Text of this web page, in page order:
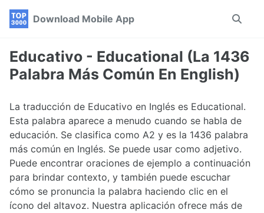
Skip
navigation
Skip
Skip
Download Mobile App
Toggle
Educativo - Educational (La 1436
Palabra Más Común En English)
La traducción de Educativo en Inglés es Educational.
Esta palabra aparece a menudo cuando se habla de
educación. Se clasifica como A2 y es la 1436 palabra
más común en Inglés. Se puede usar como adjetivo.
Puede encontrar oraciones de ejemplo a continuación
para brindar contexto, y también puede escuchar
cómo se pronuncia la palabra haciendo clic en el
ícono del altavoz. Nuestra aplicación ofrece más de